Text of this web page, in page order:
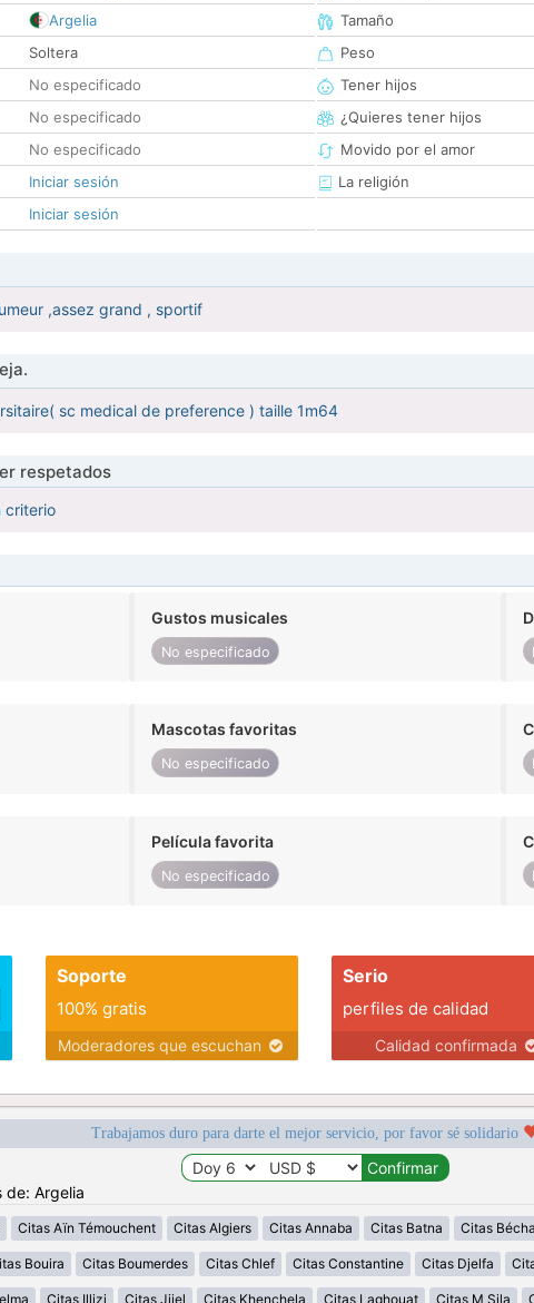
Argelia
Soltera
No especificado
No especificado
No especificado
Iniciar sesión
Iniciar sesión
Tamaño
Peso
Tener hijos
¿Quieres tener hijos
Movido por el amor
La religión
,assez grand , sportif
sc medical de preference ) taille 1m64
respetados
criterio
Gustos musicales
No especificado
Mascotas favoritas
No especificado
Película favorita
No especificado
Soporte
100% gratis
Moderadores que escuchan
Serio
perfiles de calidad
Calidad confirmada
Trabajamos duro para darte el mejor servicio, por favor sé solidario
de: Argelia
Citas Aïn Témouchent Citas Algiers Citas Annaba Citas Batna Citas
Bouira Citas Boumerdes Citas Chlef Citas Constantine Citas Djelfa
Citas Illizi Citas Jijel Citas Khenchela Citas Laghouat Citas M Sila